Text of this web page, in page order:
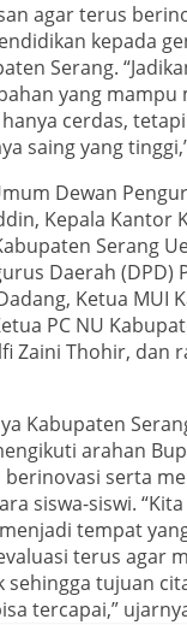
agar terus
kepada
Serang.
yang mampu
cerdas,
saing yang
Dewan
Kepala Kantor
Serang
Daerah (DPD)
Ketua MUI
PC NU
Zaini Thohir, dan
Kabupaten
arahan
serta
siswa-siswi.
tempat
terus agar
sehingga tujuan
tercapai,”